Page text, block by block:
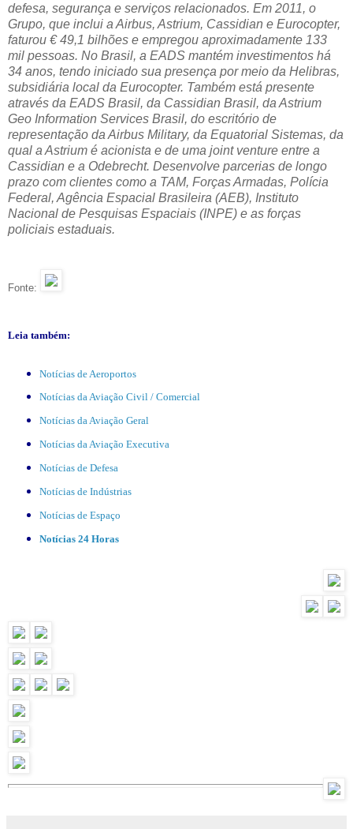
defesa, segurança e serviços relacionados. Em 2011, o
Grupo, que inclui a Airbus, Astrium, Cassidian e Eurocopter,
faturou € 49,1 bilhões e empregou aproximadamente 133
mil pessoas. No Brasil, a EADS mantém investimentos há
34 anos, tendo iniciado sua presença por meio da Helibras,
subsidiária local da Eurocopter. Também está presente
através da EADS Brasil, da Cassidian Brasil, da Astrium
Geo Information Services Brasil, do escritório de
representação da Airbus Military, da Equatorial Sistemas, da
qual a Astrium é acionista e de uma joint venture entre a
Cassidian e a Odebrecht. Desenvolve parcerias de longo
prazo com clientes como a TAM, Forças Armadas, Polícia
Federal, Agência Espacial Brasileira (AEB), Instituto
Nacional de Pesquisas Espaciais (INPE) e as forças
policiais estaduais.
Fonte:
Leia também:
Notícias de Aeroportos
Notícias da Aviação Civil / Comercial
Notícias da Aviação Geral
Notícias da Aviação Executiva
Notícias de Defesa
Notícias de Indústrias
Notícias de Espaço
Notícias 24 Horas